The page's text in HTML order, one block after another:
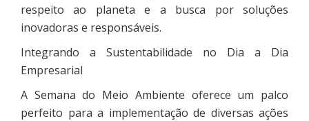
respeito ao planeta e a busca por soluções
inovadoras e responsáveis.
Integrando a Sustentabilidade no Dia a Dia
Empresarial
A Semana do Meio Ambiente oferece um palco
perfeito para a implementação de diversas ações